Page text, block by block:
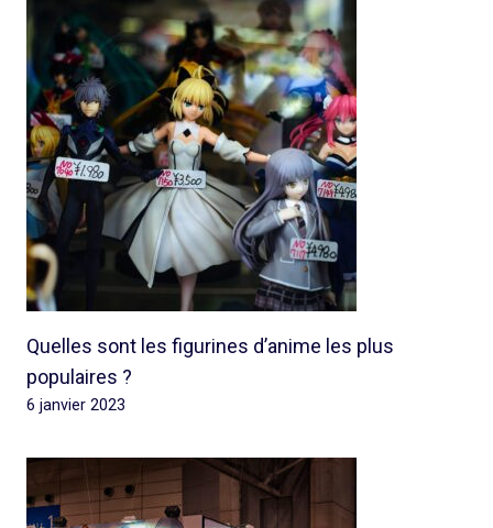
Quelles sont les figurines d’anime les plus
populaires ?
6 janvier 2023